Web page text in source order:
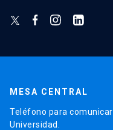
MESA CENTRAL
Teléfono para
Universidad.